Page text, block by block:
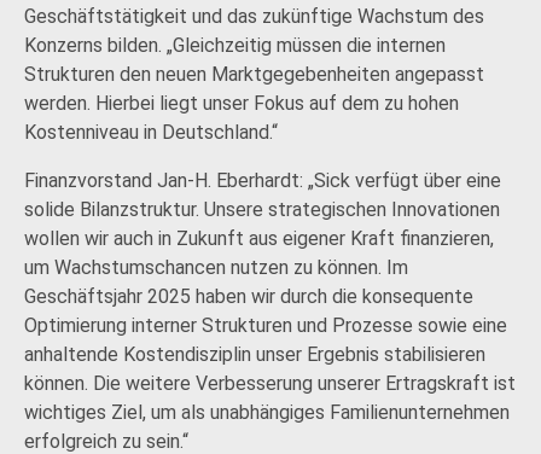
Geschäftstätigkeit und das zukünftige Wachstum des
Konzerns bilden. „Gleichzeitig müssen die internen
Strukturen den neuen Marktgegebenheiten angepasst
werden. Hierbei liegt unser Fokus auf dem zu hohen
Kostenniveau in Deutschland.“
Finanzvorstand Jan-H. Eberhardt: „Sick verfügt über eine
solide Bilanzstruktur. Unsere strategischen Innovationen
wollen wir auch in Zukunft aus eigener Kraft finanzieren,
um Wachstumschancen nutzen zu können. Im
Geschäftsjahr 2025 haben wir durch die konsequente
Optimierung interner Strukturen und Prozesse sowie eine
anhaltende Kostendisziplin unser Ergebnis stabilisieren
können. Die weitere Verbesserung unserer Ertragskraft ist
wichtiges Ziel, um als unabhängiges Familienunternehmen
erfolgreich zu sein.“